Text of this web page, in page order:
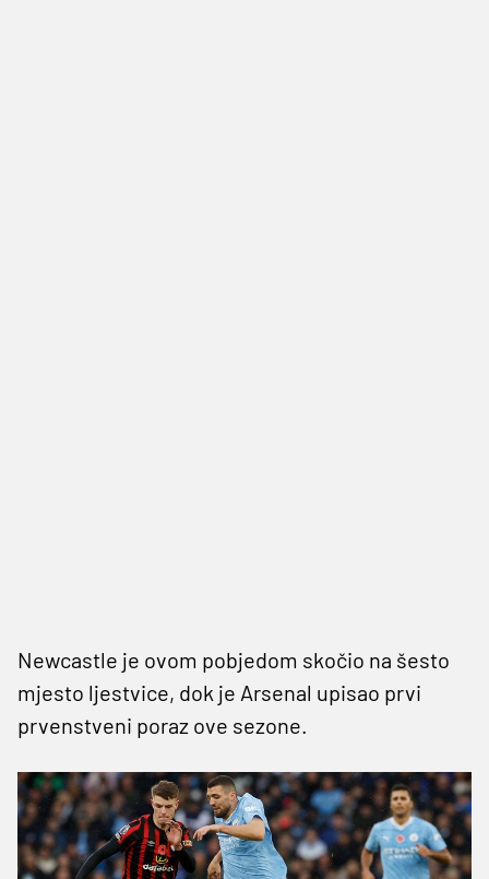
Newcastle je ovom pobjedom skočio na šesto
mjesto ljestvice, dok je Arsenal upisao prvi
prvenstveni poraz ove sezone.